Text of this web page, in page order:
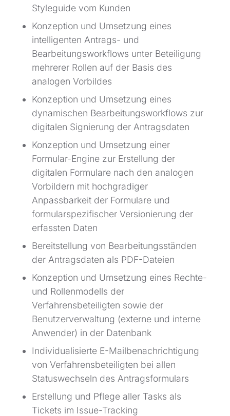
Styleguide vom Kunden
Konzeption und Umsetzung eines
intelligenten Antrags- und
Bearbeitungsworkflows unter Beteiligung
mehrerer Rollen auf der Basis des
analogen Vorbildes
Konzeption und Umsetzung eines
dynamischen Bearbeitungsworkflows zur
digitalen Signierung der Antragsdaten
Konzeption und Umsetzung einer
Formular-Engine zur Erstellung der
digitalen Formulare nach den analogen
Vorbildern mit hochgradiger
Anpassbarkeit der Formulare und
formularspezifischer Versionierung der
erfassten Daten
Bereitstellung von Bearbeitungsständen
der Antragsdaten als PDF-Dateien
Konzeption und Umsetzung eines Rechte-
und Rollenmodells der
Verfahrensbeteiligten sowie der
Benutzerverwaltung (externe und interne
Anwender) in der Datenbank
Individualisierte E-Mailbenachrichtigung
von Verfahrensbeteiligten bei allen
Statuswechseln des Antragsformulars
Erstellung und Pflege aller Tasks als
Tickets im Issue-Tracking